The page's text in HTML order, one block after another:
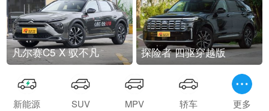
凡尔赛C5 X 驭不凡 探险者 四驱穿越版
新能源 SUV MPV 轿车 更多